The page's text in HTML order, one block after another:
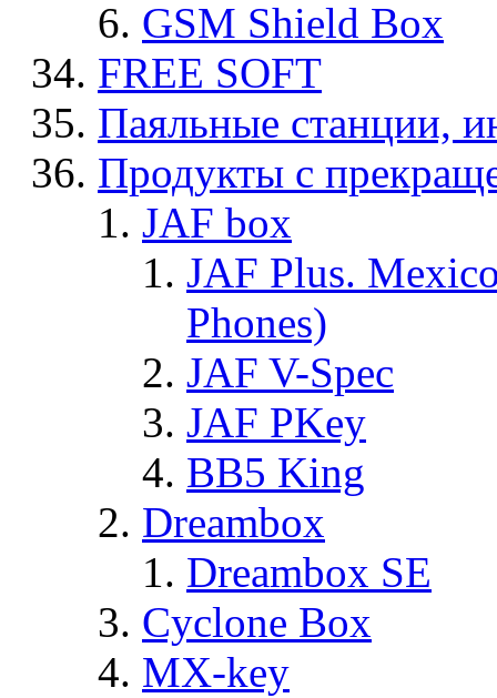
GSM Shield Box
FREE SOFT
Паяльные станции,
Продукты с
JAF box
JAF Plus.
Phones)
JAF V-Spec
JAF PKey
BB5 King
Dreambox
Dreambox SE
Cyclone Box
MX-key